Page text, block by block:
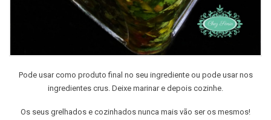
Pode usar como produto final no seu ingrediente ou pode usar nos
ingredientes crus. Deixe marinar e depois cozinhe.
Os seus grelhados e cozinhados nunca mais vão ser os mesmos!